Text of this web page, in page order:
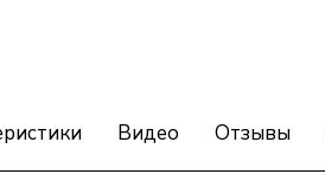
Видео Отзывы